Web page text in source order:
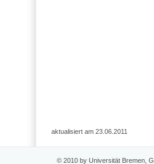
aktualisiert am 23.06.2011
© 2010 by Universität Bremen,